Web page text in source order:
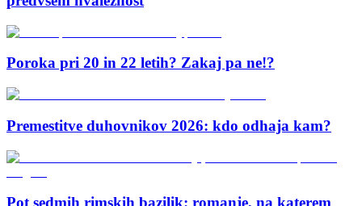
Poroka pri 20 in 22 letih? Zakaj pa ne!?
Premestitve duhovnikov 2026: kdo odhaja kam?
Pot sedmih rimskih bazilik: romanje, na katerem